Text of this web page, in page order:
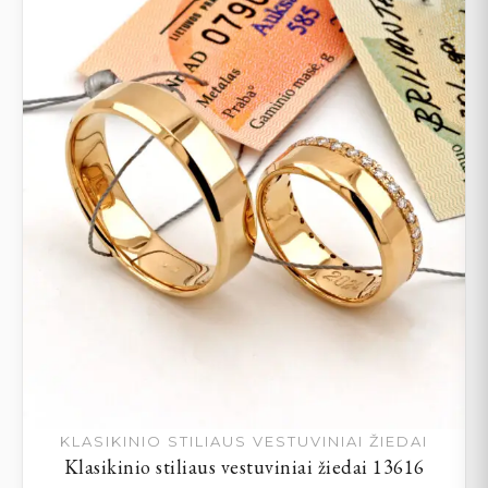
KLASIKINIO STILIAUS VESTUVINIAI ŽIEDAI
Klasikinio stiliaus vestuviniai žiedai 13616